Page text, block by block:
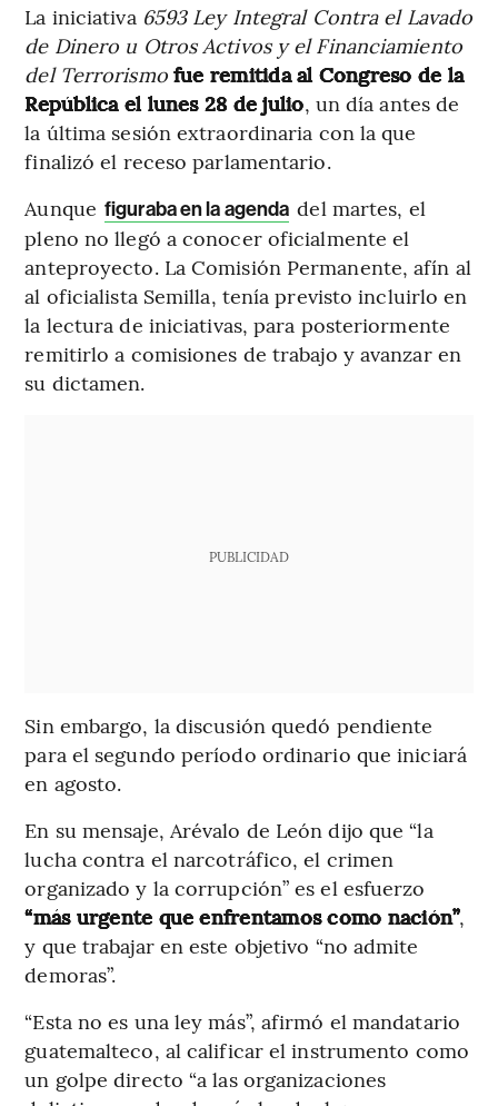
La iniciativa 6593 Ley Integral Contra el Lavado
de Dinero u Otros Activos y el Financiamiento
del Terrorismo fue remitida al Congreso de la
República el lunes 28 de julio, un día antes de
la última sesión extraordinaria con la que
finalizó el receso parlamentario.
Aunque figuraba en la agenda del martes, el
pleno no llegó a conocer oficialmente el
anteproyecto. La Comisión Permanente, afín al
al oficialista Semilla, tenía previsto incluirlo en
la lectura de iniciativas, para posteriormente
remitirlo a comisiones de trabajo y avanzar en
su dictamen.
PUBLICIDAD
Sin embargo, la discusión quedó pendiente
para el segundo período ordinario que iniciará
en agosto.
En su mensaje, Arévalo de León dijo que “la
lucha contra el narcotráfico, el crimen
organizado y la corrupción” es el esfuerzo
“más urgente que enfrentamos como nación”,
y que trabajar en este objetivo “no admite
demoras”.
“Esta no es una ley más”, afirmó el mandatario
guatemalteco, al calificar el instrumento como
un golpe directo “a las organizaciones